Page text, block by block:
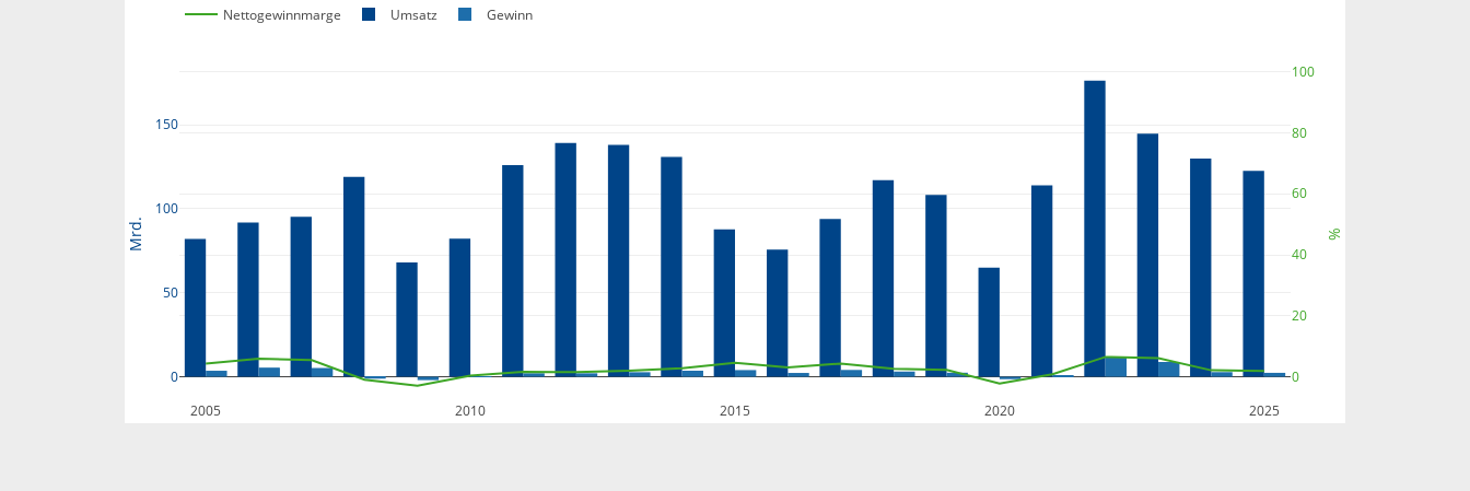
2005 2010 2015 2020 2025
0
50
100
150
0
20
40
60
80
100
Nettogewinnmarge Umsatz Gewinn
Mrd. %